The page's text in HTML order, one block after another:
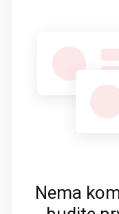
Nema